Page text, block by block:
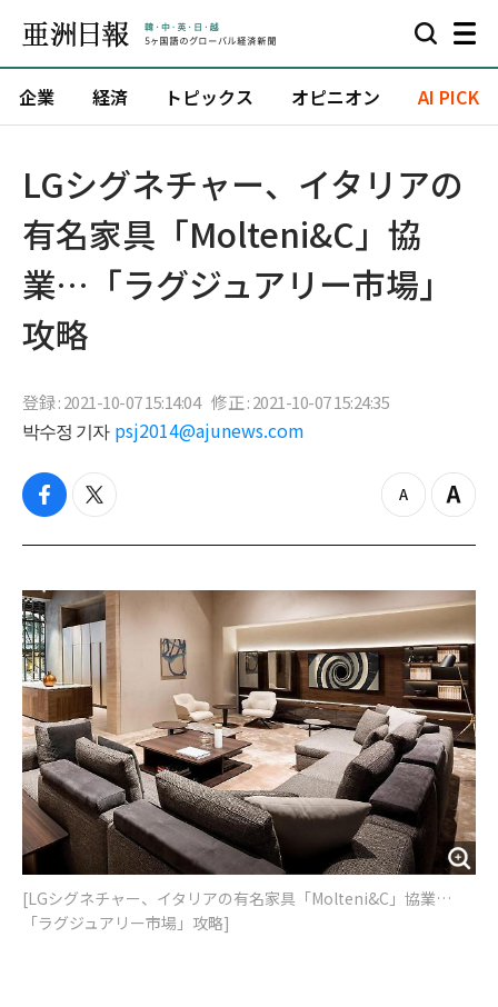
企業 経済 トピックス オピニオン AI PICK
LGシグネチャー、イタリアの
有名家具「Molteni&C」協
業…「ラグジュアリー市場」
攻略
登録 : 2021-10-07 15:14:04 修正 : 2021-10-07 15:24:35
박수정 기자 psj2014@ajunews.com
f
c
b
o
o
k
t
i
t
e
z
o
o
u
t
Z
o
i
n
[LGシグネチャー、イタリアの有名家具「Molteni&C」協業…
「ラグジュアリー市場」攻略]